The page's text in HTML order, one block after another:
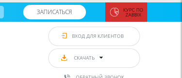
ЗАПИСАТЬСЯ КУРС ПО
ZABBIX
ВХОД ДЛЯ КЛИЕНТОВ
СКАЧАТЬ